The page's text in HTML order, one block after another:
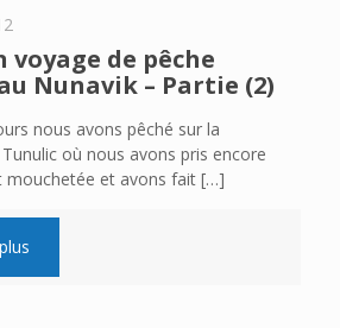
voyage de pêche
Nunavik – Partie (2)
nous avons pêché sur la
où nous avons pris encore
mouchetée et avons fait[…]